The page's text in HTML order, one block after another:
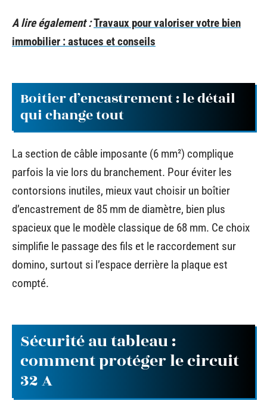
A lire également :Travaux pour valoriser votre bien
immobilier : astuces et conseils
Boîtier d’encastrement : le détail
qui change tout
La section de câble imposante (6 mm²) complique
parfois la vie lors du branchement. Pour éviter les
contorsions inutiles, mieux vaut choisir un boîtier
d’encastrement de 85 mm de diamètre, bien plus
spacieux que le modèle classique de 68 mm. Ce choix
simplifie le passage des fils et le raccordement sur
domino, surtout si l’espace derrière la plaque est
compté.
Sécurité au tableau :
comment protéger le circuit
32 A